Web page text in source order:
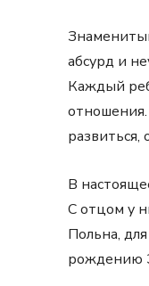
абсурд и
Каждый
В
С отцом у
Польна,
рождению